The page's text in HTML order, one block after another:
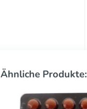
Ähnliche Produkte: